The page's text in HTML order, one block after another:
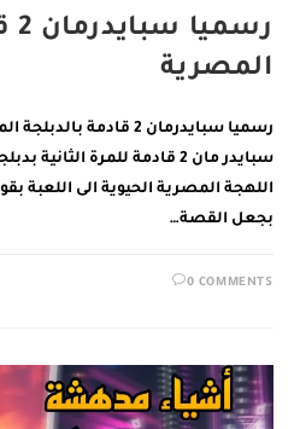
المصرية
رسميا سبايدرمان 2
سبايدر مان 2 قادمة للمرة
اللهجة المصرية الحيوية الى اللعبة
بجعل القصة…
0 COMMENTS